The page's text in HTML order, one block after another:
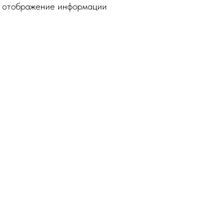
отображение информации